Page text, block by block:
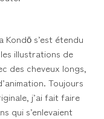
s’est étendu
illustrations de
des cheveux longs,
Toujours
j’ai fait faire
qui s’enlevaient